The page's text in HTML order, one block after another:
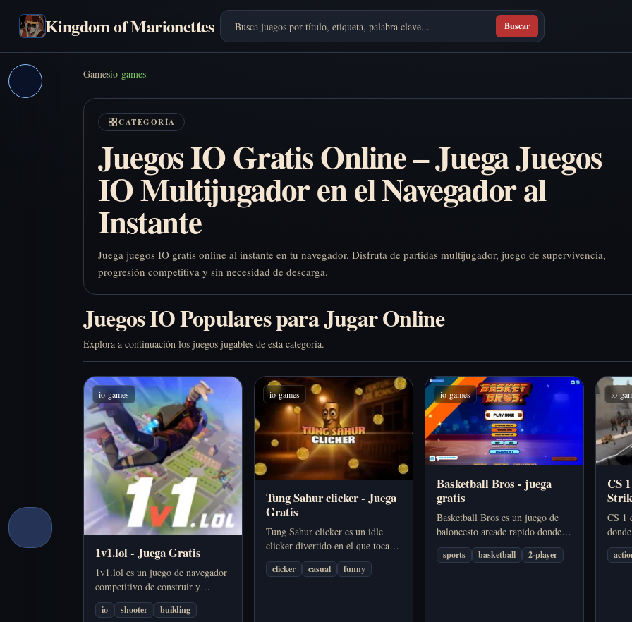
Kingdom of Marionettes Buscar
Gamesio-games
CATEGORÍA
Juegos IO Gratis Online – Juega Juegos
IO Multijugador en el Navegador al
Instante
Juega juegos IO gratis online al instante en tu navegador. Disfruta de partidas multijugador, juego de supervivencia,
progresión competitiva y sin necesidad de descarga.
Juegos IO Populares para Jugar Online
Explora a continuación los juegos jugables de esta categoría.
io-games
1v1.lol - Juega Gratis
1v1.lol es un juego de navegador
competitivo de construir y
disparar donde colocas
estructuras, cambias de armas y
io shooter building
io-games
Tung Sahur clicker - Juega
Gratis
Tung Sahur clicker es un idle
clicker divertido en el que tocas
para ganar monedas, desbloqueas
mejoras absurdas y conviertes un
clicker casual funny
io-games
Basketball Bros - juega
gratis
Basketball Bros es un juego de
baloncesto arcade rapido donde
haces mates, robas balones y
bloqueas tiros en duelos 1 contra
sports basketball 2-player
io-
CS
CS 1